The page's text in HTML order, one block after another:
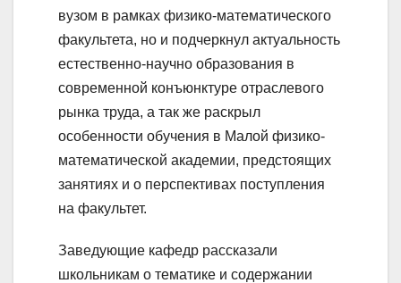
вузом в рамках физико-математического
факультета, но и подчеркнул актуальность
естественно-научно образования в
современной конъюнктуре отраслевого
рынка труда, а так же раскрыл
особенности обучения в Малой физико-
математической академии, предстоящих
занятиях и о перспективах поступления
на факультет.
Заведующие кафедр рассказали
школьникам о тематике и содержании